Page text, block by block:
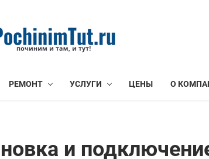
РЕМОНТ УСЛУГИ ЦЕНЫ О
и